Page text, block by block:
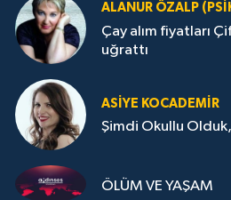
ALANUR ÖZALP
Çay alım fiyatları
uğrattı
ASIYE KOCADEMİR
Şimdi Okullu Olduk,
ÖLÜM VE YAŞAM